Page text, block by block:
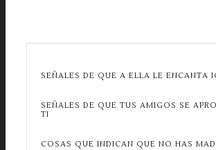
SEÑALES DE QUE A ELLA LE ENCANTA
SEÑALES DE QUE TUS AMIGOS SE
TI
COSAS QUE INDICAN QUE NO HAS